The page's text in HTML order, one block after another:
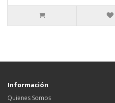
Información
Quienes Somos